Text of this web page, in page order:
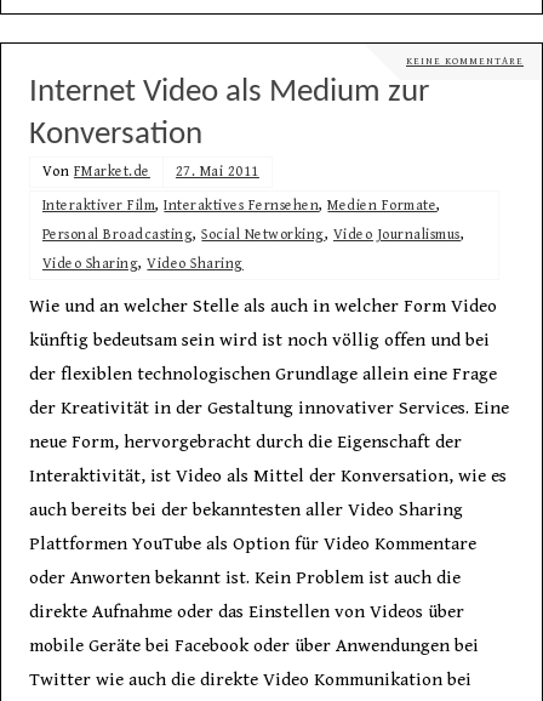
KEINE KOMMENTARE
Internet Video als Medium zur
Konversation
Von FMarket.de 27. Mai 2011
Interaktiver Film,Interaktives Fernsehen,Medien Formate,
Personal Broadcasting,Social Networking, Video Journalismus,
Video Sharing,Video Sharing
Wie und an welcher Stelle als auch in welcher Form Video
künftig bedeutsam sein wird ist noch völlig offen und bei
der flexiblen technologischen Grundlage allein eine Frage
der Kreativität in der Gestaltung innovativer Services. Eine
neue Form, hervorgebracht durch die Eigenschaft der
Interaktivität, ist Video als Mittel der Konversation, wie es
auch bereits bei der bekanntesten aller Video Sharing
Plattformen YouTube als Option für Video Kommentare
oder Anworten bekannt ist. Kein Problem ist auch die
direkte Aufnahme oder das Einstellen von Videos über
mobile Geräte bei Facebook oder über Anwendungen bei
Twitter wie auch die direkte Video Kommunikation bei